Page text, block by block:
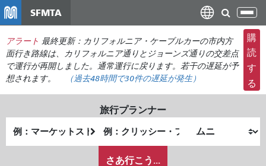
ン
コ
ン
テ
ン
ツ
移
SFMTA
ナ
ビ
ゲ
ー
シ
ョ
の
切
り
アラート 最終更新：カリフォルニア・ケーブルカーの市内方
面行き路線は、カリフォルニア通りとジョーンズ通りの交差点
で運行が再開しました。通常運行に戻ります。若干の遅延が予
想されます。
（過去48時間で30件の遅延が発生）
購
読
す
る
旅行プランナー
出
発
終
了
さあ行こう...